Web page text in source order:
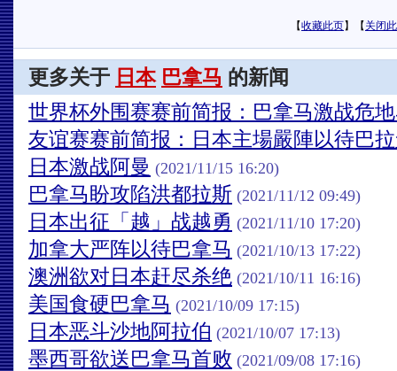
【收藏此页】【 关闭
更多关于 日本 巴拿马 的新闻
世界杯外围赛赛前简报：巴拿马激战危
友谊赛赛前简报：日本主場嚴陣以待巴
日本激战阿曼 (2021/11/15 16:20)
巴拿马盼攻陷洪都拉斯 (2021/11/12 09:49)
日本出征「越」战越勇 (2021/11/10 17:20)
加拿大严阵以待巴拿马 (2021/10/13 17:22)
澳洲欲对日本赶尽杀绝 (2021/10/11 16:16)
美国食硬巴拿马 (2021/10/09 17:15)
日本恶斗沙地阿拉伯 (2021/10/07 17:13)
墨西哥欲送巴拿马首败 (2021/09/08 17:16)